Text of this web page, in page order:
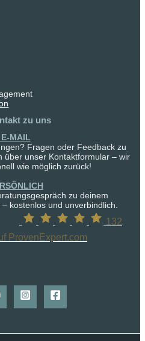
zu uns
MAIL
Fragen oder Feedback zu
über unser Kontaktformular – wir
wie möglich zurück!
zu deinem
kostenlos und unverbindlich.
132
ProvenExpert.com